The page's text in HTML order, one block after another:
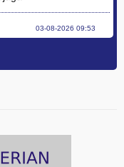
03-08-2026 09:53
yang Menghadiahkan
03-08-2026 09:42